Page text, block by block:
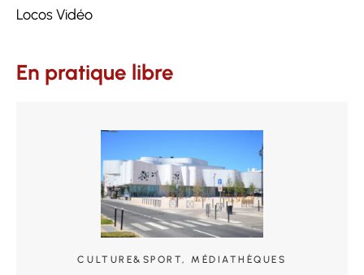
Locos Vidéo
En pratique libre
CULTURE&SPORT, MÉDIATHÈQUES